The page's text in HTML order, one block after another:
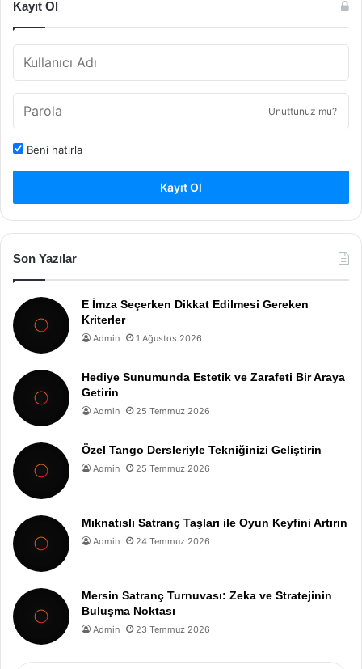
Kayıt Ol
Unuttunuz mu?
Beni hatırla
Kayıt Ol
Son Yazılar
E İmza Seçerken Dikkat Edilmesi Gereken
Kriterler
Admin 1 Ağustos 2026
Hediye Sunumunda Estetik ve Zarafeti Bir Araya
Getirin
Admin 25 Temmuz 2026
Özel Tango Dersleriyle Tekniğinizi Geliştirin
Admin 25 Temmuz 2026
Mıknatıslı Satranç Taşları ile Oyun Keyfini Artırın
Admin 24 Temmuz 2026
Mersin Satranç Turnuvası: Zeka ve Stratejinin
Buluşma Noktası
Admin 23 Temmuz 2026